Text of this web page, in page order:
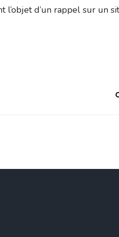
d’un rappel sur un